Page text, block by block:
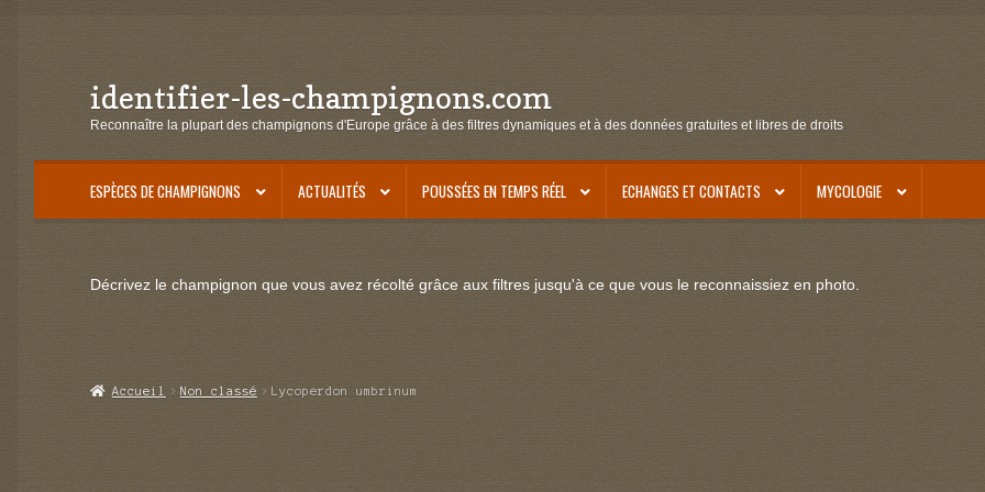
Aller
à
navigation
Aller
au
identifier-les-champignons.com
Reconnaître la plupart des champignons d'Europe grâce à des filtres dynamiques et à des données gratuites et libres de droits
ESPÈCES DE CHAMPIGNONS ACTUALITÉS POUSSÉES EN TEMPS RÉEL ECHANGES ET CONTACTS MYCOLOGIE
Décrivez le champignon que vous avez récolté grâce aux filtres jusqu'à ce que vous le reconnaissiez en photo.
Accueil Non classé Lycoperdon umbrinum